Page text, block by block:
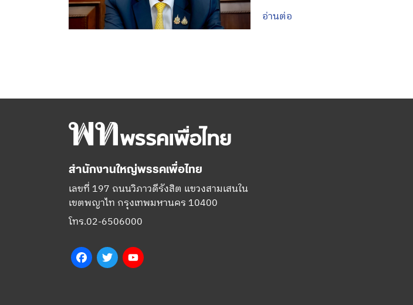
อ่านต่อ
สำนักงานใหญ่พรรคเพื่อไทย
เลขที่ 197 ถนนวิภาวดีรังสิต แขวงสามเสนใน
เขตพญาไท กรุงเทพมหานคร 10400
โทร.02-6506000
FacebookTwitter